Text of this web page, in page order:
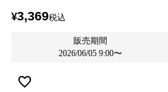
¥3,369税込
販売期間
2026/06/05 9:00〜